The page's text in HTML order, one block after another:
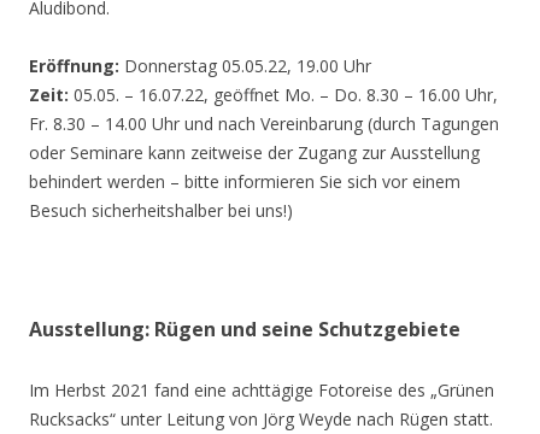
Aludibond.
Eröffnung: Donnerstag 05.05.22, 19.00 Uhr
Zeit: 05.05. – 16.07.22, geöffnet Mo. – Do. 8.30 – 16.00 Uhr,
Fr. 8.30 – 14.00 Uhr und nach Vereinbarung (durch Tagungen
oder Seminare kann zeitweise der Zugang zur Ausstellung
behindert werden – bitte informieren Sie sich vor einem
Besuch sicherheitshalber bei uns!)
Ausstellung: Rügen und seine Schutzgebiete
Im Herbst 2021 fand eine achttägige Fotoreise des „Grünen
Rucksacks“ unter Leitung von Jörg Weyde nach Rügen statt.